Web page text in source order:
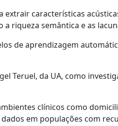
características
riqueza semântica e as
de aprendizagem
Teruel, da UA, como
clínicos como
em populações com